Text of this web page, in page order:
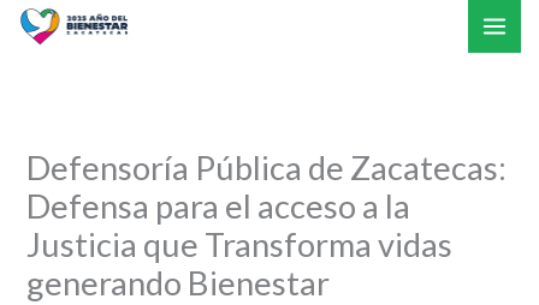
Defensoría Pública de Zacatecas:
Defensa para el acceso a la
Justicia que Transforma vidas
generando Bienestar